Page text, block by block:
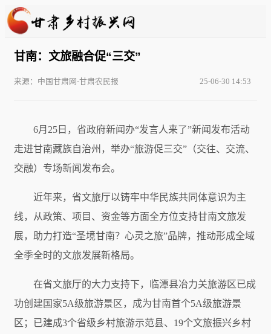
甘南：文旅融合促“三交”
25-06-30 14:53
来源：中国甘肃网-甘肃农民报
6月25日，省政府新闻办“发言人来了”新闻发布活动
走进甘南藏族自治州，举办“旅游促三交”（交往、交流、
交融）专场新闻发布会。
近年来，省文旅厅以铸牢中华民族共同体意识为主
线，从政策、项目、资金等方面全方位支持甘南文旅发
展，助力打造“圣境甘南？心灵之旅”品牌，推动形成全域
全季全时的文旅发展新格局。
在省文旅厅的大力支持下，临潭县冶力关旅游区已成
功创建国家5A级旅游景区，成为甘南首个5A级旅游景
区；已建成3个省级乡村旅游示范县、19个文旅振兴乡村